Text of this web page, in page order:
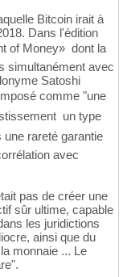
Bitcoin irait à
Dans l'édition
of Money»  dont la
simultanément avec
Satoshi
comme "une
 un type
une rareté garantie
avec
pas de créer une
sûr ultime, capable
les juridictions
ainsi que du
monnaie ... Le